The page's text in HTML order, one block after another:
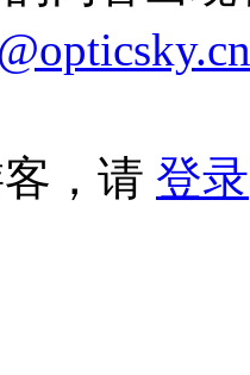
，请 登录